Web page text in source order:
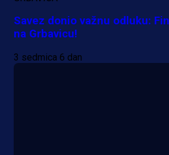
Savez donio važnu odluku:
na Grbavicu!
3 sedmica 6 dan